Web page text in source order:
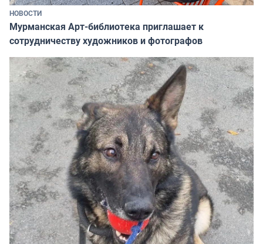
НОВОСТИ
Мурманская Арт-библиотека приглашает к
сотрудничеству художников и фотографов